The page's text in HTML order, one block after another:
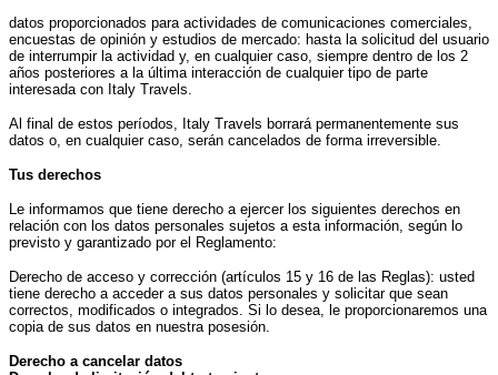
datos proporcionados para actividades de comunicaciones comerciales,
encuestas de opinión y estudios de mercado: hasta la solicitud del usuario
de interrumpir la actividad y, en cualquier caso, siempre dentro de los 2
años posteriores a la última interacción de cualquier tipo de parte
interesada con Italy Travels.
Al final de estos períodos, Italy Travels borrará permanentemente sus
datos o, en cualquier caso, serán cancelados de forma irreversible.
Tus derechos
Le informamos que tiene derecho a ejercer los siguientes derechos en
relación con los datos personales sujetos a esta información, según lo
previsto y garantizado por el Reglamento:
Derecho de acceso y corrección (artículos 15 y 16 de las Reglas): usted
tiene derecho a acceder a sus datos personales y solicitar que sean
correctos, modificados o integrados. Si lo desea, le proporcionaremos una
copia de sus datos en nuestra posesión.
Derecho a cancelar datos